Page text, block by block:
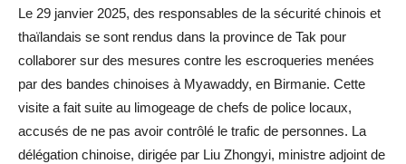
Le 29 janvier 2025, des responsables de la sécurité chinois et
thaïlandais se sont rendus dans la province de Tak pour
collaborer sur des mesures contre les escroqueries menées
par des bandes chinoises à Myawaddy, en Birmanie. Cette
visite a fait suite au limogeage de chefs de police locaux,
accusés de ne pas avoir contrôlé le trafic de personnes. La
délégation chinoise, dirigée par Liu Zhongyi, ministre adjoint de